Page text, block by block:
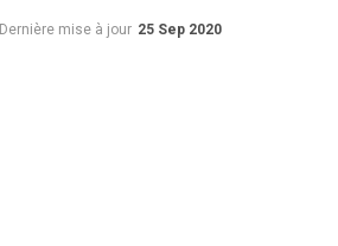
Dernière mise à jour 25 Sep 2020